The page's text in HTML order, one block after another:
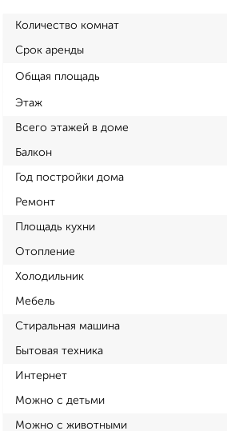
Количество комнат
Срок аренды
Общая площадь
Этаж
Всего этажей в доме
Балкон
Год постройки дома
Ремонт
Площадь кухни
Отопление
Холодильник
Мебель
Стиральная машина
Бытовая техника
Интернет
Можно с детьми
Можно с животными